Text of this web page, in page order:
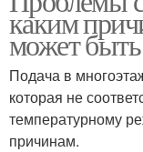
каким
может
Подача в
которая не
температурному
причинам.